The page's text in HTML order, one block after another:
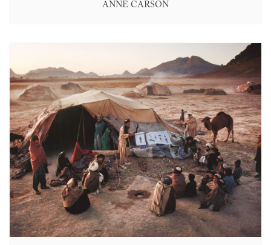
ANNE CARSON